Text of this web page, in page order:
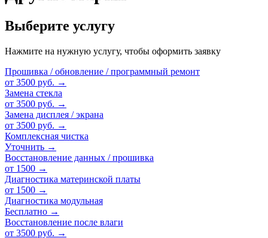
Выберите услугу
Нажмите на нужную услугу, чтобы оформить заявку
Прошивка / обновление / программный ремонт
от 3500 руб. →
Замена стекла
от 3500 руб. →
Замена дисплея / экрана
от 3500 руб. →
Комплексная чистка
Уточнить →
Восстановление данных / прошивка
от 1500 →
Диагностика материнской платы
от 1500 →
Диагностика модульная
Бесплатно →
Восстановление после влаги
от 3500 руб. →